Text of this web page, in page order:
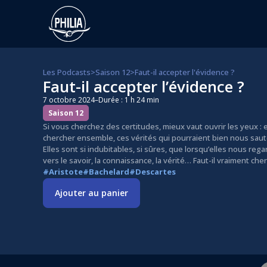
Les Podcasts>Saison 12>Faut-il accepter l'évidence ?
Faut-il accepter l’évidence ?
7 octobre 2024–Durée : 1 h 24 min
Saison 12
Si vous cherchez des certitudes, mieux vaut ouvrir les yeux
chercher ensemble, ces vérités qui pourraient bien nous
Elles sont si indubitables, si sûres, que lorsqu’elles nous
vers le savoir, la connaissance, la vérité… Faut-il vraiment
#Aristote#Bachelard#Descartes
Ajouter au panier